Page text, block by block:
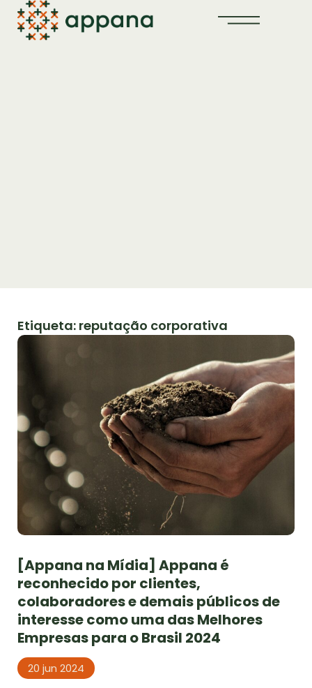
Etiqueta: reputação corporativa
[Appana na Mídia] Appana é
reconhecido por clientes,
colaboradores e demais públicos de
interesse como uma das Melhores
Empresas para o Brasil 2024
20 jun 2024